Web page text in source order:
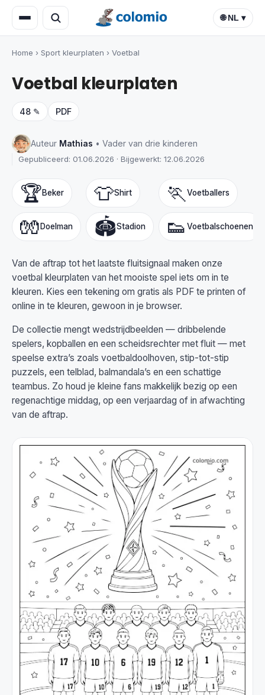
🌐 NL ▾
Home › Sport kleurplaten › Voetbal
Voetbal kleurplaten
48 ✎ PDF
Auteur Mathias • Vader van drie kinderen
Gepubliceerd: 01.06.2026 · Bijgewerkt: 12.06.2026
🏆Beker
🧤 Doelman
👕Shirt
🏟️Stadion
🏃 Voetballers
👟 Voetbalschoenen
Van de aftrap tot het laatste fluitsignaal maken onze
voetbal kleurplaten van het mooiste spel iets om in te
kleuren. Kies een tekening om gratis als PDF te printen of
online in te kleuren, gewoon in je browser.
De collectie mengt wedstrijdbeelden — dribbelende
spelers, kopballen en een scheidsrechter met fluit — met
speelse extra’s zoals voetbaldoolhoven, stip-tot-stip
puzzels, een telblad, balmandala’s en een schattige
teambus. Zo houd je kleine fans makkelijk bezig op een
regenachtige middag, op een verjaardag of in afwachting
van de aftrap.